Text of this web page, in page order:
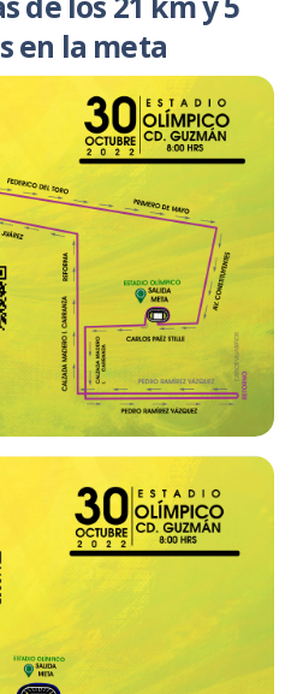
en la meta